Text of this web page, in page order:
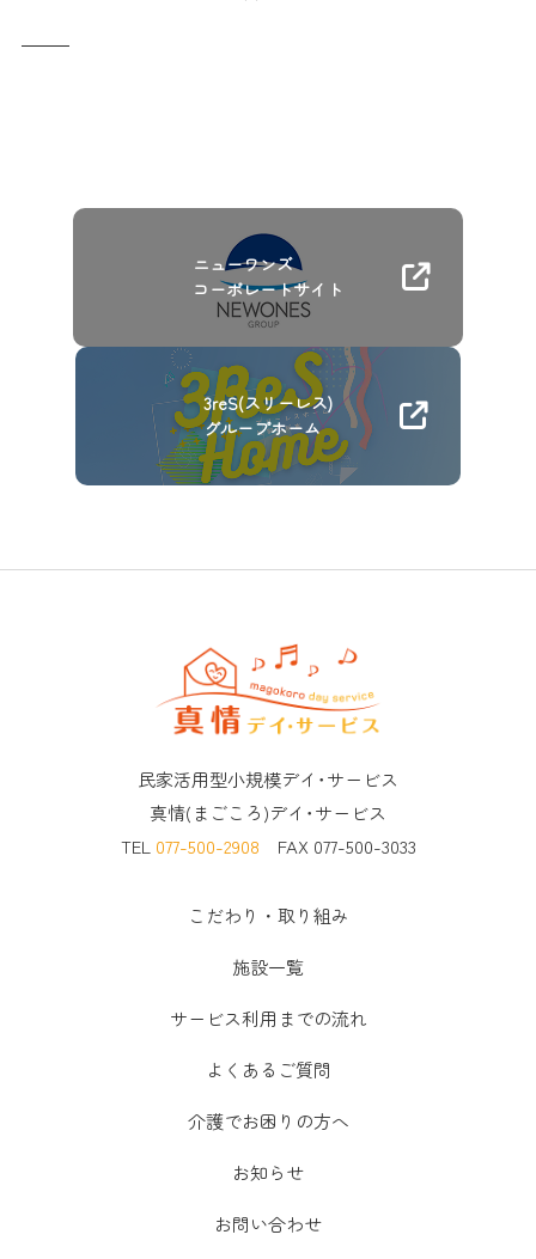
ニューワンズ
コーポレートサイト
3reS(スリーレス)
グループホーム
民家活用型小規模デイ･サービス
真情(まごころ)デイ･サービス
TEL 077-500-2908 FAX 077-500-3033
こだわり・取り組み
施設一覧
サービス利用までの流れ
よくあるご質問
介護でお困りの方へ
お知らせ
お問い合わせ